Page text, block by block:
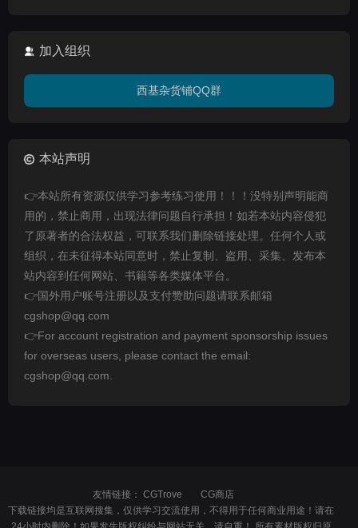
加入组织
西基杂货铺QQ群
本站声明
👉本站所有资源仅供学习参考练习使用！！！没特别声明能商
用的，禁止商用，出现法律问题自行承担！如若本站内容侵犯
了原著者的合法权益，可联系我们删除链接处理。任何个人或
组织，在未征得本站同意时，禁止复制、盗用、采集、发布本
站内容到任何网站、书籍等各类媒体平台。
👉国外用户账号注册以及支付赞助问题请联系邮箱
cgshop@qq.com
👉For account registration and payment sponsorship issues
for overseas users, please contact the email:
cgshop@qq.com.
友情链接： CGTrove
CG商店
下载链接均是互联网搜集，仅供学习交流使用，不得用于任何商业用途！请在